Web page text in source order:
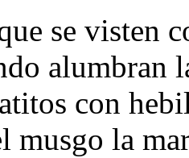
se visten
alumbran
con
musgo la